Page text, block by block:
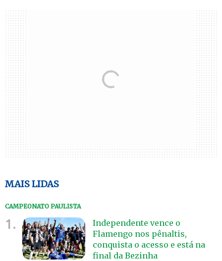
MAIS LIDAS
CAMPEONATO PAULISTA
1.
Independente vence o
Flamengo nos pênaltis,
conquista o acesso e está na
final da Bezinha